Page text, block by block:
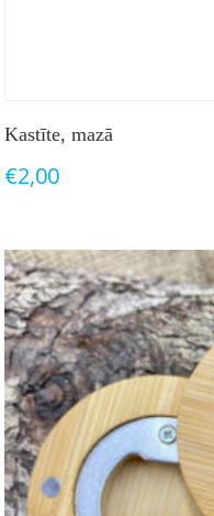
Kastīte, mazā
€2,00